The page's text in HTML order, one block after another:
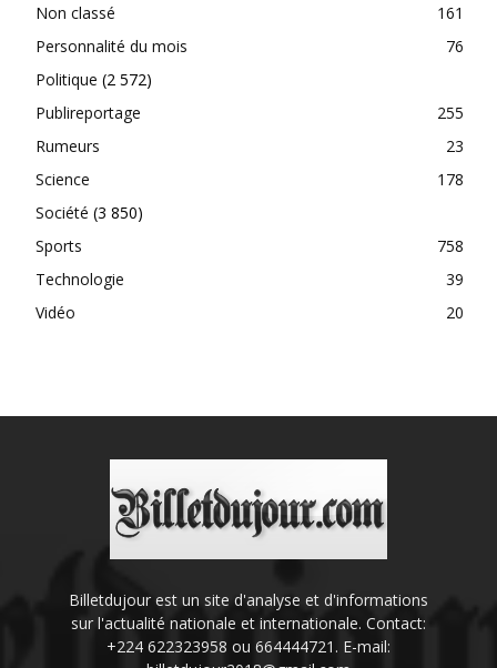
Non classé
161
Personnalité du mois
76
Politique (2 572)
Publireportage
255
Rumeurs
23
Science
178
Société (3 850)
Sports
758
Technologie
39
Vidéo
20
Billetdujour est un site d'analyse et d'informations
sur l'actualité nationale et internationale. Contact:
+224 622323958 ou 664444721. E-mail: